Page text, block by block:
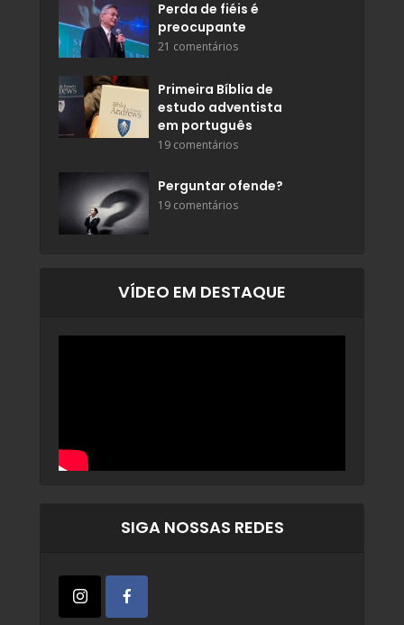
Perda de fiéis é
preocupante
21 comentários
Primeira Bíblia de
estudo adventista
em português
19 comentários
Perguntar ofende?
19 comentários
VÍDEO EM DESTAQUE
SIGA NOSSAS REDES